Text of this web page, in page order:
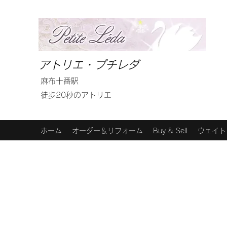
アトリエ・プチレダ
麻布十番駅
徒歩20秒のアトリエ
ホーム オーダー＆リフォーム Buy & Sell ウェイ